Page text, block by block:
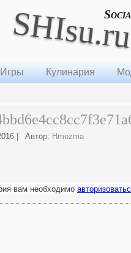
Игры Кулинария
Автор: Hmozma
вам необходимо